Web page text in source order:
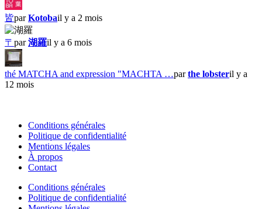
皆parKotobail y a 2 mois
〒 par湖羅il y a 6 mois
thé MATCHA and expression "MACHTA …parthe lobsteril y a
12 mois
Conditions générales
Politique de confidentialité
Mentions légales
À propos
Contact
Conditions générales
Politique de confidentialité